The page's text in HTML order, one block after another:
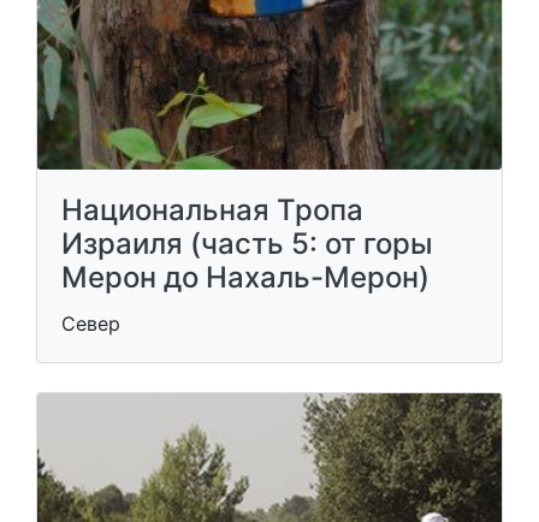
Национальная Тропа
Израиля (часть 5: от горы
Мерон до Нахаль-Мерон)
Север